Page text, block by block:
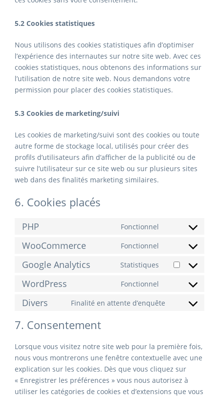
5.2 Cookies statistiques
Nous utilisons des cookies statistiques afin d’optimiser
l’expérience des internautes sur notre site web. Avec ces
cookies statistiques, nous obtenons des informations sur
l’utilisation de notre site web. Nous demandons votre
permission pour placer des cookies statistiques.
5.3 Cookies de marketing/suivi
Les cookies de marketing/suivi sont des cookies ou toute
autre forme de stockage local, utilisés pour créer des
profils d’utilisateurs afin d’afficher de la publicité ou de
suivre l’utilisateur sur ce site web ou sur plusieurs sites
web dans des finalités marketing similaires.
6. Cookies placés
PHP Fonctionnel
Consent
php
WooCommerce Fonctionnel
Consent
woocommerce
Google Analytics Statistiques
Consent
google-
WordPress Fonctionnel
Consent
Divers Finalité en attente d’enquête
Consent
divers
7. Consentement
Lorsque vous visitez notre site web pour la première fois,
nous vous montrerons une fenêtre contextuelle avec une
explication sur les cookies. Dès que vous cliquez sur
« Enregistrer les préférences » vous nous autorisez à
utiliser les catégories de cookies et d’extensions que vous